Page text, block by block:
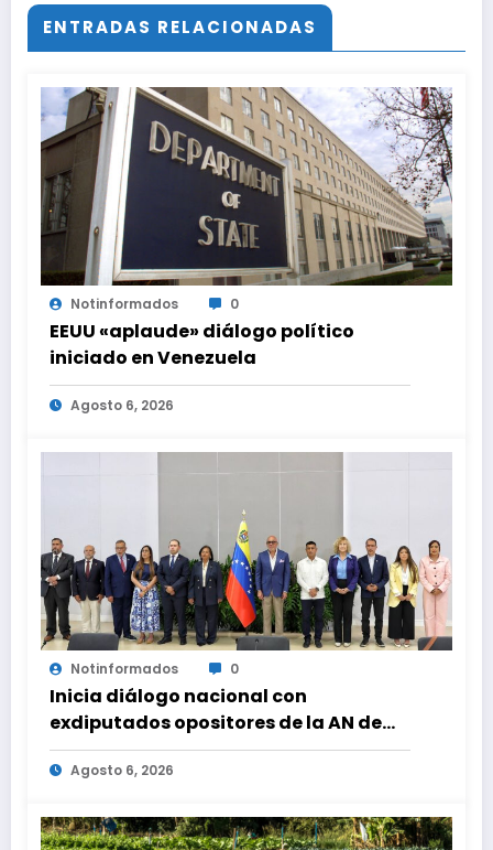
ENTRADAS RELACIONADAS
Notinformados 0
EEUU «aplaude» diálogo político
iniciado en Venezuela
Agosto 6, 2026
Notinformados 0
Inicia diálogo nacional con
exdiputados opositores de la AN de
2015
Agosto 6, 2026